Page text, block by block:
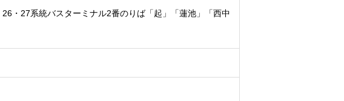
・27系統バスターミナル2番のりば「起」「蓮池」「西中